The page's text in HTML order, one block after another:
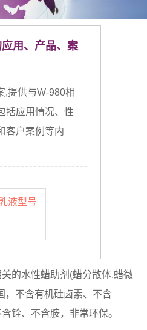
用、产品、案
,提供与W-980相
括应用情况、性
客户案例等内
液型号
的水性蜡助剂(蜡分散体,蜡微
，不含有机硅卤素、不含
铨、不含胺，非常环保。